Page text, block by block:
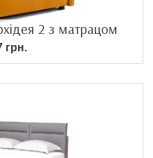
2 з матрацом
грн.